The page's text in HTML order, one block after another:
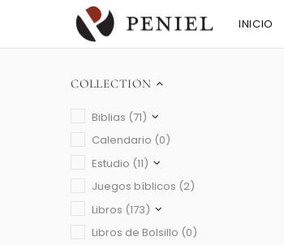
INICIO
COLLECTION
Biblias (71)
Calendario (0)
Estudio (11)
Juegos bíblicos (2)
Libros (173)
Libros de Bolsillo (0)